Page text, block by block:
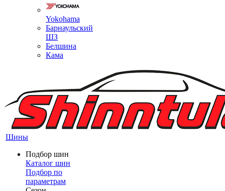
Yokohama
Барнаульский
ШЗ
Белшина
Кама
Шины
Подбор шин
Каталог шин
Подбор по
параметрам